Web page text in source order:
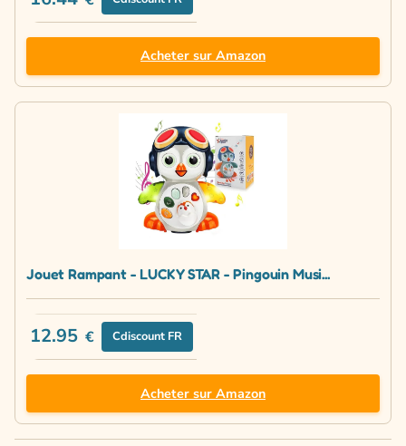
Acheter sur Amazon
Jouet Rampant - LUCKY STAR - Pingouin Musi...
12.95 € Cdiscount FR
Acheter sur Amazon